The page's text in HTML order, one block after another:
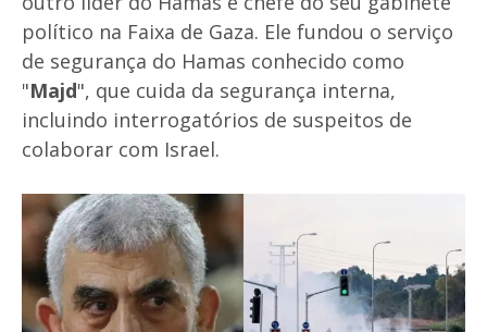
político na Faixa de Gaza. Ele fundou o serviço
de segurança do Hamas conhecido como
"Majd", que cuida da segurança interna,
incluindo interrogatórios de suspeitos de
colaborar com Israel.